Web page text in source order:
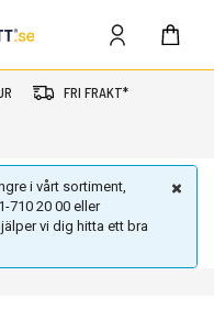
FRI FRAKT*
i vårt sortiment,
710 20 00 eller
vi dig hitta ett bra